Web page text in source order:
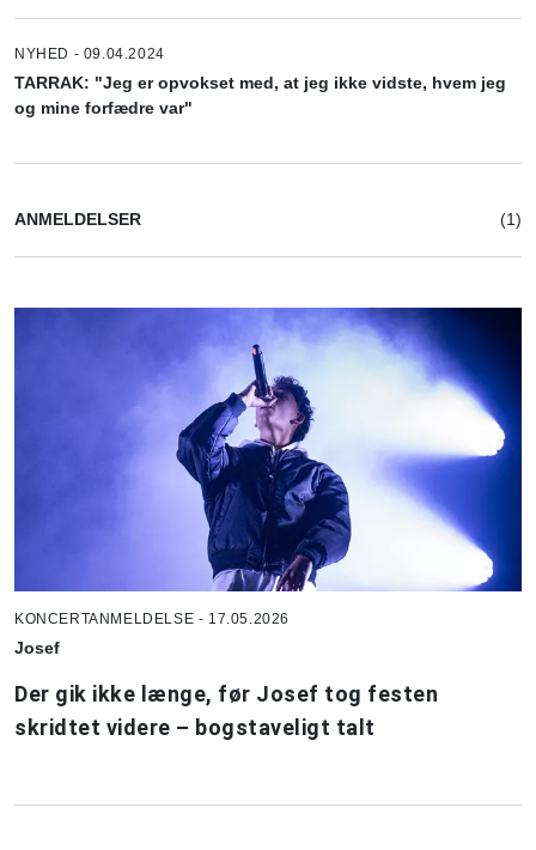
NYHED - 09.04.2024
TARRAK: "Jeg er opvokset med, at jeg ikke vidste, hvem jeg
og mine forfædre var"
ANMELDELSER (1)
KONCERTANMELDELSE - 17.05.2026
Josef
Der gik ikke længe, før Josef tog festen
skridtet videre – bogstaveligt talt